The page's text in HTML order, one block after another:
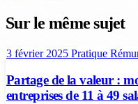
Sur le même sujet
3 février 2025 Pratique
Partage de la valeur :
entreprises de 11 à 49